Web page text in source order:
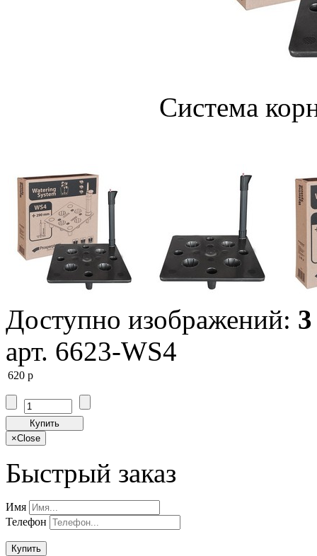
Система
Доступно изображений: 3
арт. 6623-WS4
620 p
Купить
×Close
Быстрый заказ
Имя
Телефон
Купить